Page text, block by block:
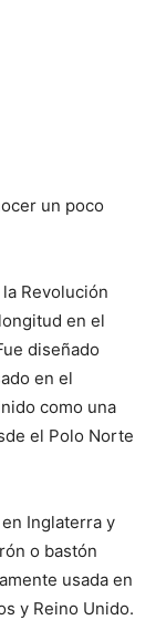
un poco
Revolución
en el
diseñado
en el
como una
el Polo Norte
Inglaterra y
o bastón
usada en
y Reino Unido.